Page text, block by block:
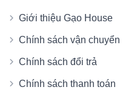
Giới thiệu Gạo House
Chính sách vận chuyển
Chính sách đổi trả
Chính sách thanh toán